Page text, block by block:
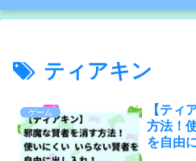
ティアキン
ゲーム
【ティ
方法！
を自由